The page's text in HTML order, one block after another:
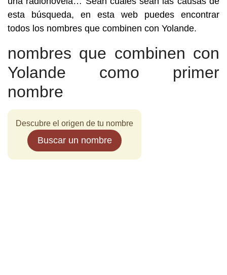
esta búsqueda, en esta web puedes encontrar
todos los nombres que combinen con Yolande.
nombres que combinen con
Yolande como primer
nombre
Descubre el origen de tu nombre
Buscar un nombre